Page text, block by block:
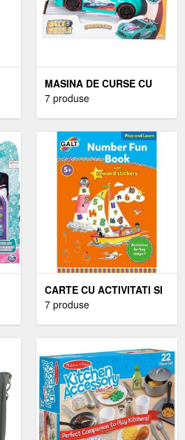
MASINA DE CURSE CU
LUMINI SI SUNETE, MAXX
7 produse
CARTE CU ACTIVITATI SI
ABTIBILDURI -
7 produse